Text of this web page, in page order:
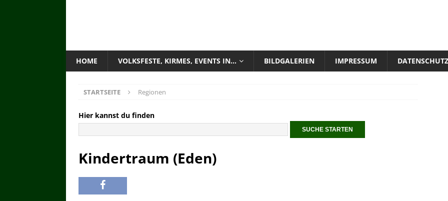
HOME VOLKSFESTE, KIRMES, EVENTS IN… BILDGALERIEN IMPRESSUM DATENSCHUTZ
STARTSEITE Regionen
Hier kannst du finden
Kindertraum (Eden)